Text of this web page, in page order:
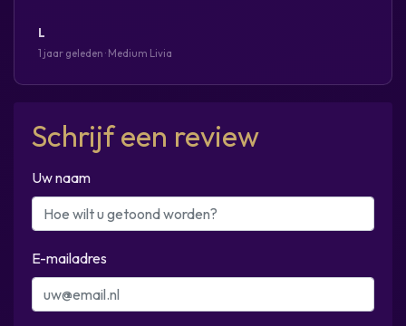
L
1 jaar geleden · Medium Livia
Schrijf een review
Uw naam
E-mailadres